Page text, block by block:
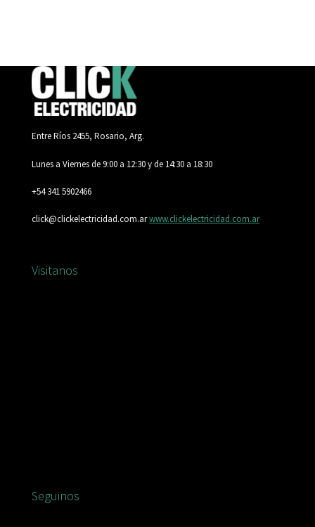
Entre Ríos 2455, Rosario, Arg.
Lunes a Viernes de 9:00 a 12:30 y de 14:30 a 18:30
+54 341 5902466
click@clickelectricidad.com.arwww.clickelectricidad.com.ar
Visitanos
Seguinos